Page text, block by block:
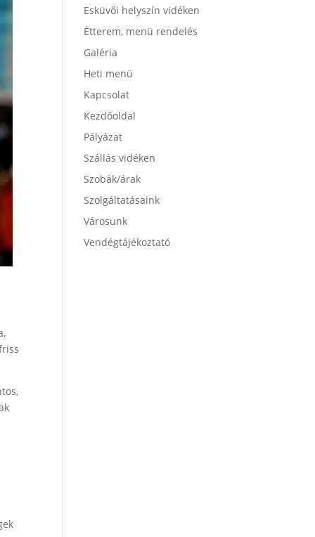
Esküvői helyszín vidéken
Étterem, menü rendelés
Galéria
Heti menü
Kapcsolat
Kezdőoldal
Pályázat
Szállás vidéken
Szobák/árak
Szolgáltatásaink
Városunk
Vendégtájékoztató